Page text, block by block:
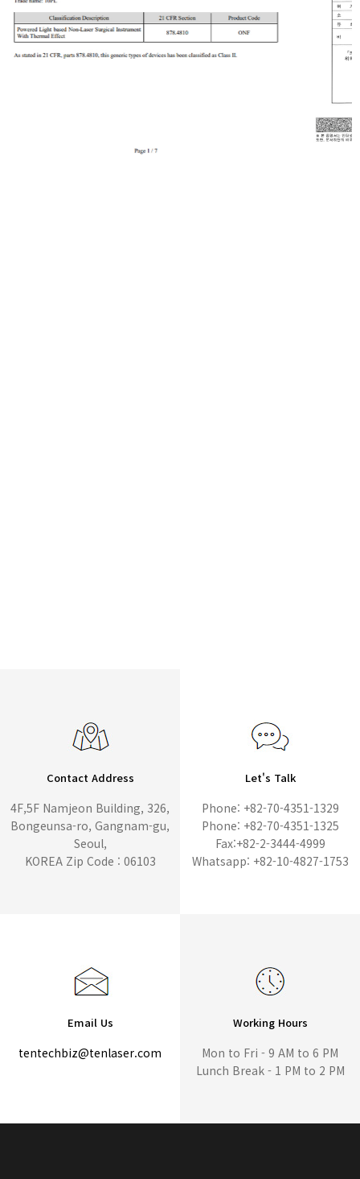
Contact Address
4F,5F Namjeon Building, 326,
Bongeunsa-ro, Gangnam-gu,
Seoul,
KOREA Zip Code : 06103
Let's Talk
Phone: +82-70-4351-1329
Phone: +82-70-4351-1325
Fax:+82-2-3444-4999
Whatsapp: +82-10-4827-1753
Email Us
tentechbiz@tenlaser.com
Working Hours
Mon to Fri - 9 AM to 6 PM
Lunch Break - 1 PM to 2 PM